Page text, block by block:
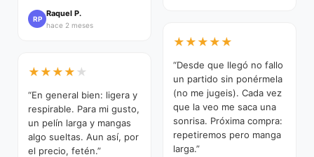
RP
Raquel P.
hace 2 meses
★ ★ ★ ★ ★
“En general bien: ligera y
respirable. Para mi gusto,
un pelín larga y mangas
algo sueltas. Aun así, por
el precio, fetén.”
★ ★ ★ ★ ★
“Desde que llegó no fallo
un partido sin ponérmela
(no me jugeis). Cada vez
que la veo me saca una
sonrisa. Próxima compra:
repetiremos pero manga
larga.”